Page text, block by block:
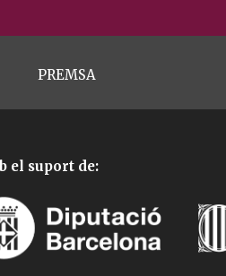
PREMSA
el suport de: